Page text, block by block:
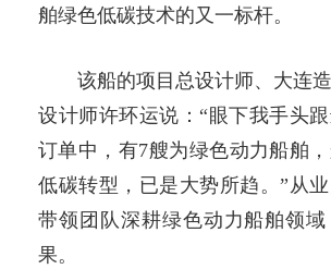
舶绿色低碳技术的又一标杆。
该船的项目总设计师、大连造
设计师许环运说：“眼下我手头
订单中，有7艘为绿色动力船舶
低碳转型，已是大势所趋。”从
带领团队深耕绿色动力船舶领
果。